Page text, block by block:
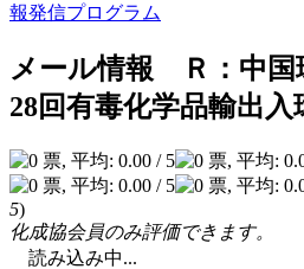
報発信プログラム
メール情報 Ｒ：中
28回有毒化学品輸出
5)
化成協会員のみ評価できます。
読み込み中...